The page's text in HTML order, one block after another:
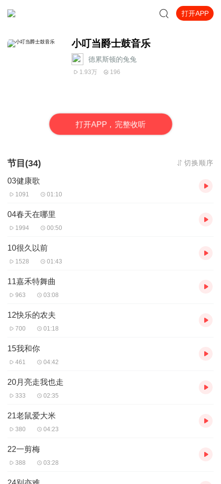
打开APP
小叮当爵士鼓音乐
德累斯顿的兔兔
1.93万 196
打开APP，完整收听
节目(34) 切换顺序
03健康歌
1091 01:10
04春天在哪里
1994 00:50
10很久以前
1528 01:43
11嘉禾特舞曲
963 03:08
12快乐的农夫
700 01:18
15我和你
461 04:42
20月亮走我也走
333 02:35
21老鼠爱大米
380 04:23
22一剪梅
388 03:28